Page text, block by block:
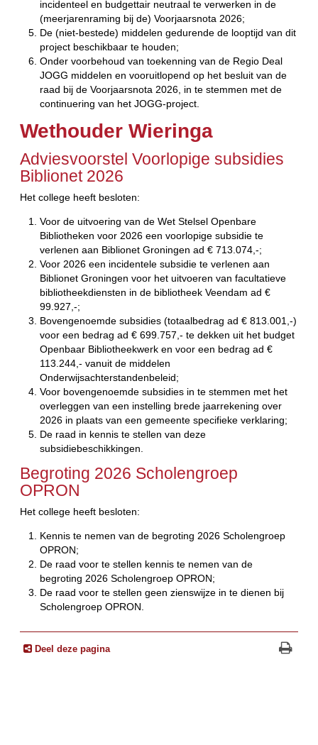
incidenteel en budgettair neutraal te verwerken in de
(meerjarenraming bij de) Voorjaarsnota 2026;
De (niet-bestede) middelen gedurende de looptijd van dit
project beschikbaar te houden;
Onder voorbehoud van toekenning van de Regio Deal
JOGG middelen en vooruitlopend op het besluit van de
raad bij de Voorjaarsnota 2026, in te stemmen met de
continuering van het JOGG-project.
Wethouder Wieringa
Adviesvoorstel Voorlopige subsidies
Biblionet 2026
Het college heeft besloten:
Voor de uitvoering van de Wet Stelsel Openbare
Bibliotheken voor 2026 een voorlopige subsidie te
verlenen aan Biblionet Groningen ad € 713.074,-;
Voor 2026 een incidentele subsidie te verlenen aan
Biblionet Groningen voor het uitvoeren van facultatieve
bibliotheekdiensten in de bibliotheek Veendam ad €
99.927,-;
Bovengenoemde subsidies (totaalbedrag ad € 813.001,-)
voor een bedrag ad € 699.757,- te dekken uit het budget
Openbaar Bibliotheekwerk en voor een bedrag ad €
113.244,- vanuit de middelen
Onderwijsachterstandenbeleid;
Voor bovengenoemde subsidies in te stemmen met het
overleggen van een instelling brede jaarrekening over
2026 in plaats van een gemeente specifieke verklaring;
De raad in kennis te stellen van deze
subsidiebeschikkingen.
Begroting 2026 Scholengroep
OPRON
Het college heeft besloten:
Kennis te nemen van de begroting 2026 Scholengroep
OPRON;
De raad voor te stellen kennis te nemen van de
begroting 2026 Scholengroep OPRON;
De raad voor te stellen geen zienswijze in te dienen bij
Scholengroep OPRON.
Deel deze pagina